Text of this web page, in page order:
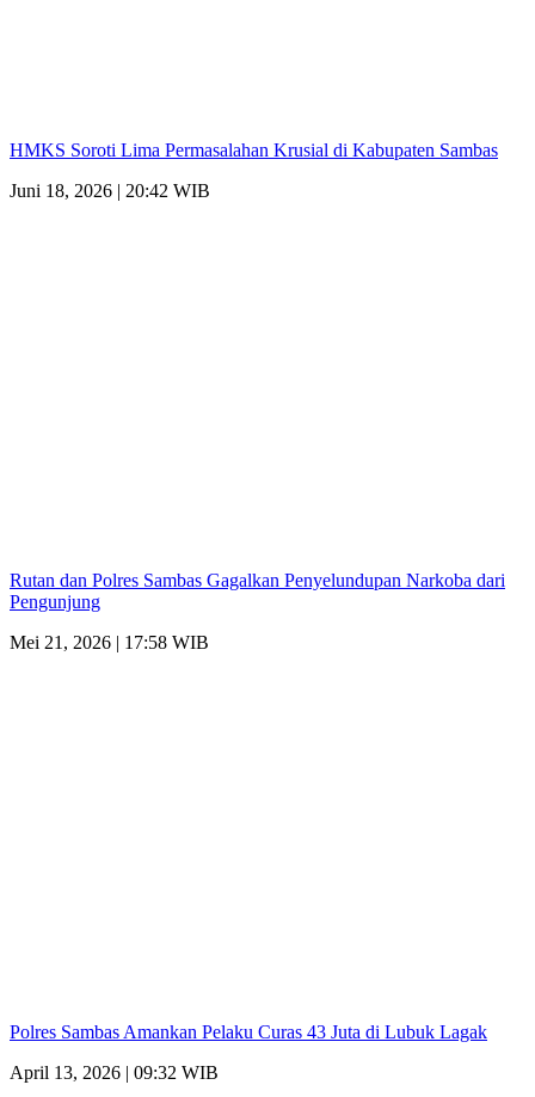
HMKS Soroti Lima Permasalahan Krusial di Kabupaten Sambas
Juni 18, 2026 | 20:42 WIB
Rutan dan Polres Sambas Gagalkan Penyelundupan Narkoba dari
Pengunjung
Mei 21, 2026 | 17:58 WIB
Polres Sambas Amankan Pelaku Curas 43 Juta di Lubuk Lagak
April 13, 2026 | 09:32 WIB